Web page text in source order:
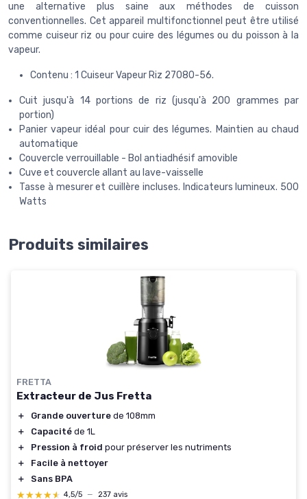
une alternative plus saine aux méthodes de cuisson
conventionnelles. Cet appareil multifonctionnel peut être utilisé
comme cuiseur riz ou pour cuire des légumes ou du poisson à la
vapeur.
Contenu : 1 Cuiseur Vapeur Riz 27080-56.
Cuit jusqu'à 14 portions de riz (jusqu'à 200 grammes par
portion)
Panier vapeur idéal pour cuir des légumes. Maintien au chaud
automatique
Couvercle verrouillable - Bol antiadhésif amovible
Cuve et couvercle allant au lave-vaisselle
Tasse à mesurer et cuillère incluses. Indicateurs lumineux. 500
Watts
Produits similaires
FRETTA
Extracteur de Jus Fretta
＋ Grande ouverture de 108mm
＋
Capacité de 1L
＋
Pression à froid pour préserver les nutriments
＋
Facile à nettoyer
＋
Sans BPA
★★★★★
★★★★★ 4,5/5 — 237 avis